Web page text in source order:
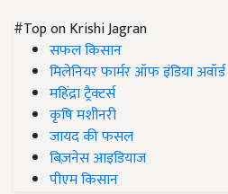
#Top on Krishi Jagran
सफल किसान
मिलेनियर फार्मर ऑफ इंडिया अवॉर्ड
महिंद्रा ट्रैक्टर्स
कृषि मशीनरी
जायद की फसल
बिज़नेस आइडियाज
पीएम किसान